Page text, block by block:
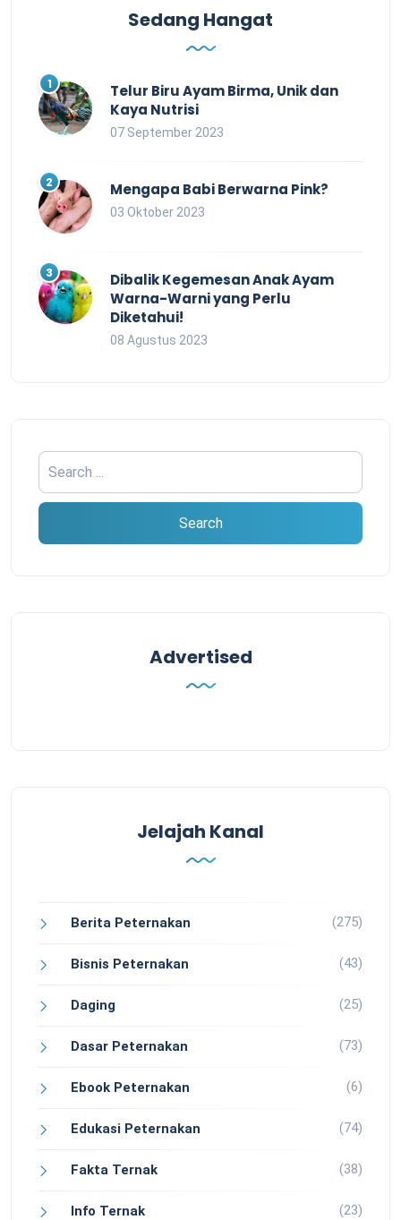
Sedang Hangat
Telur Biru Ayam Birma, Unik dan
Kaya Nutrisi
07 September 2023
Mengapa Babi Berwarna Pink?
03 Oktober 2023
Dibalik Kegemesan Anak Ayam
Warna-Warni yang Perlu
Diketahui!
08 Agustus 2023
Advertised
Jelajah Kanal
Berita Peternakan (275)
Bisnis Peternakan (43)
Daging (25)
Dasar Peternakan (73)
Ebook Peternakan (6)
Edukasi Peternakan (74)
Fakta Ternak (38)
Info Ternak (23)